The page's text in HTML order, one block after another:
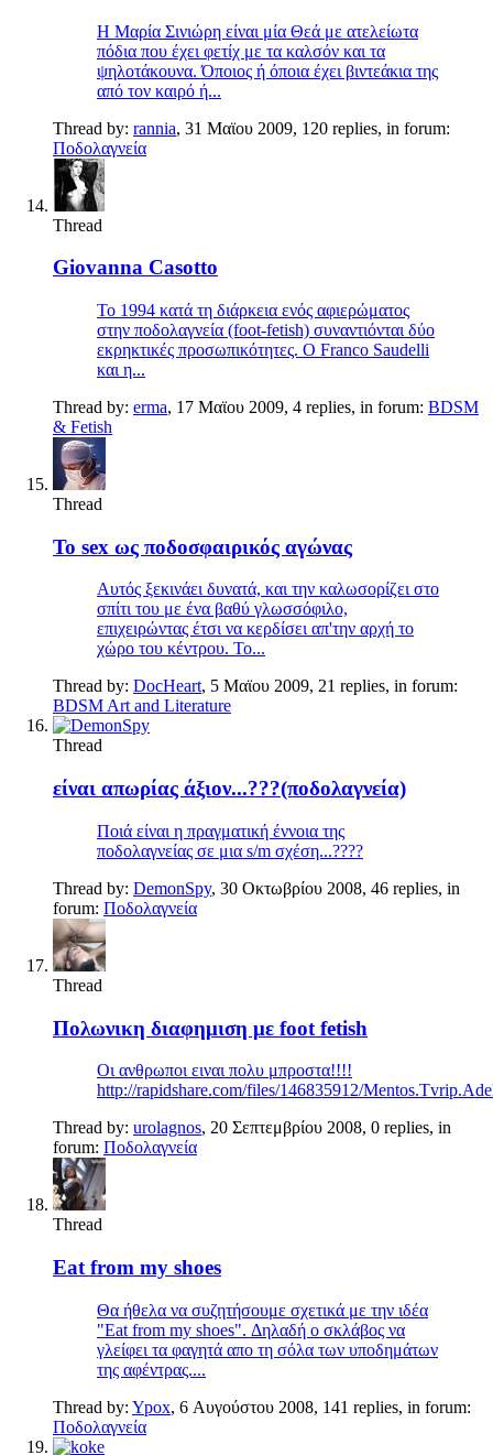
Η Μαρία Σινιώρη είναι μία Θεά με ατελείωτα
πόδια που έχει φετίχ με τα καλσόν και τα
ψηλοτάκουνα. Όποιος ή όποια έχει βιντεάκια της
από τον καιρό ή...
Thread by: rannia, 31 Μαϊου 2009, 120 replies, in forum:
Ποδολαγνεία
Thread
Giovanna Casotto
Το 1994 κατά τη διάρκεια ενός αφιερώματος
στην ποδολαγνεία (foot-fetish) συναντιόνται δύο
εκρηκτικές προσωπικότητες. Ο Franco Saudelli
και η...
Thread by: erma, 17 Μαϊου 2009, 4 replies, in forum: BDSM
& Fetish
Thread
Το sex ως ποδοσφαιρικός αγώνας
Αυτός ξεκινάει δυνατά, και την καλωσορίζει στο
σπίτι του με ένα βαθύ γλωσσόφιλο,
επιχειρώντας έτσι να κερδίσει απ'την αρχή το
χώρο του κέντρου. Το...
Thread by: DocHeart, 5 Μαϊου 2009, 21 replies, in forum:
BDSM Art and Literature
Thread
είναι απωρίας άξιον...???(ποδολαγνεία)
Ποιά είναι η πραγματική έννοια της
ποδολαγνείας σε μια s/m σχέση...????
Thread by: DemonSpy, 30 Οκτωβρίου 2008, 46 replies, in
forum: Ποδολαγνεία
Thread
Πολωνικη διαφημιση με foot fetish
Οι ανθρωποι ειναι πολυ μπροστα!!!!
http://rapidshare.com/files/146835912/
Thread by: urolagnos, 20 Σεπτεμβρίου 2008, 0 replies, in
forum: Ποδολαγνεία
Thread
Eat from my shoes
Θα ήθελα να συζητήσουμε σχετικά με την ιδέα
"Eat from my shoes". Δηλαδή ο σκλάβος να
γλείφει τα φαγητά απο τη σόλα των υποδημάτων
της αφέντρας....
Thread by: Ypox, 6 Αυγούστου 2008, 141 replies, in forum:
Ποδολαγνεία